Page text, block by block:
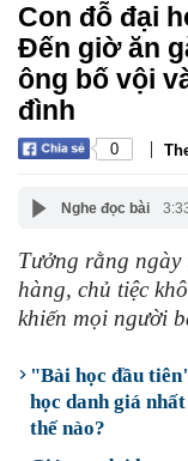
Con đỗ đại
Đến giờ ăn
ông bố vội
đình
0 |
Nghe đọc bài
Tưởng rằng ngày
hàng, chủ tiệc
khiến mọi người
"Bài học đầu
học danh giá
thế nào?